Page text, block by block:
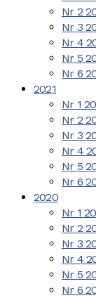
Nr 2
Nr 3
Nr 4
Nr 5
Nr 6
2021
Nr 1
Nr 2
Nr 3
Nr 4
Nr 5
Nr 6
2020
Nr 1
Nr 2
Nr 3
Nr 4
Nr 5
Nr 6